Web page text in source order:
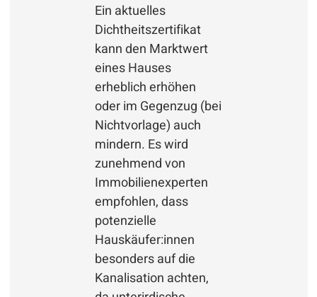
Ein aktuelles
Dichtheitszertifikat
kann den Marktwert
eines Hauses
erheblich erhöhen
oder im Gegenzug (bei
Nichtvorlage) auch
mindern. Es wird
zunehmend von
Immobilienexperten
empfohlen, dass
potenzielle
Hauskäufer:innen
besonders auf die
Kanalisation achten,